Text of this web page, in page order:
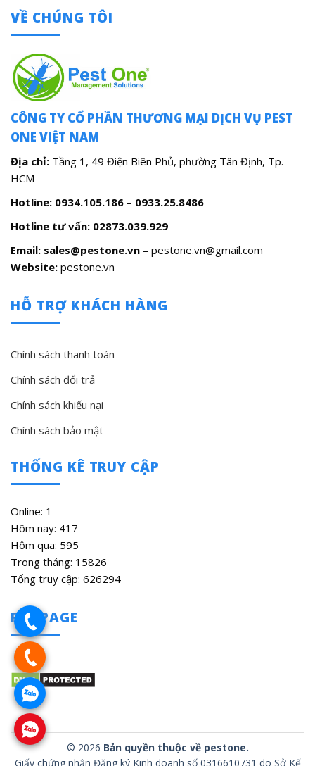
VỀ CHÚNG TÔI
CÔNG TY CỔ PHẦN THƯƠNG MẠI DỊCH VỤ PEST
ONE VIỆT NAM
Địa chỉ: Tầng 1, 49 Điện Biên Phủ, phường Tân Định, Tp.
HCM
Hotline: 0934.105.186 – 0933.25.8486
Hotline tư vấn: 02873.039.929
Email: sales@pestone.vn – pestone.vn@gmail.com
Website: pestone.vn
HỖ TRỢ KHÁCH HÀNG
Chính sách thanh toán
Chính sách đổi trả
Chính sách khiếu nại
Chính sách bảo mật
THỐNG KÊ TRUY CẬP
Online: 1
Hôm nay: 417
Hôm qua: 595
Trong tháng: 15826
Tổng truy cập: 626294
FANPAGE
© 2026 Bản quyền thuộc về pestone.
Giấy chứng nhận Đăng ký Kinh doanh số 0316610731 do Sở Kế